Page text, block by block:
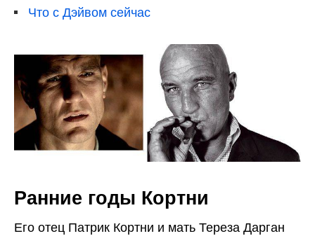
Что с Дэйвом сейчас
Ранние годы Кортни
Его отец Патрик Кортни и мать Тереза Дарган